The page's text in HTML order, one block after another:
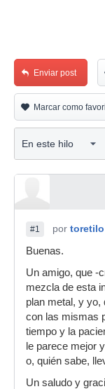
Enviar post
Marcar como
#1 por toretilo
Buenas.
Un amigo, que -
mezcla de esta
plan metal, y yo,
con las mismas
tiempo y la
le parece mejor
o, quién sabe,
Un saludo y